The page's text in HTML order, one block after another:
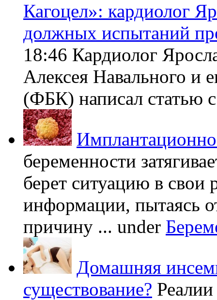
Кагоцел»: кардиолог
должных испытаний
18:46 Кардиолог
Алексея Навального и
(ФБК) написал статью
беременности
берет ситуацию в свои
информации, пытаясь
причину ... under
Домашняя
существование?